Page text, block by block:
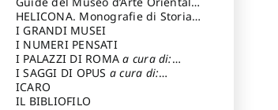
“Giuseppe Tucci”
HELICONA. Monografie di Storia
dell'Artea cura di: Gallo Marco
I GRANDI MUSEI
I NUMERI PENSATI
I PALAZZI DI ROMAa cura di:
Ippoliti Alessandro
I SAGGI DI OPUS a cura di:
Scalesse Tommaso
ICARO
IL BIBLIOFILO